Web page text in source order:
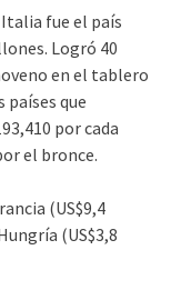
Italia fue el país
Logró 40
en el tablero
que
por cada
el bronce.
(US$9,4
(US$3,8